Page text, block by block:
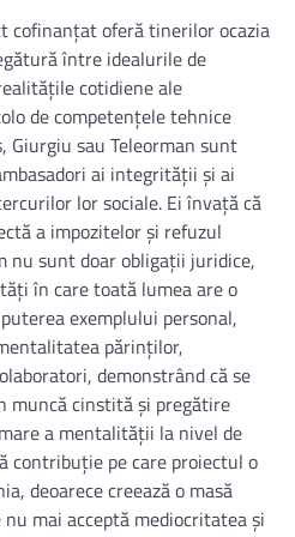
cofinanțat oferă tinerilor ocazia
între idealurile de
cotidiene ale
de competențele tehnice
sau Teleorman sunt
ai integrității și ai
lor sociale. Ei învață că
a impozitelor și refuzul
nu sunt doar obligații juridice,
în care toată lumea are o
exemplului personal,
părinților,
demonstrând că se
muncă cinstită și pregătire
a mentalității la nivel de
contribuție pe care proiectul o
deoarece creează o masă
mai acceptă mediocritatea și